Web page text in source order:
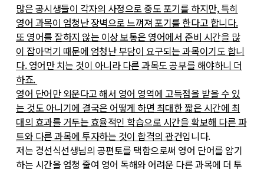
많은 공시생들이 각자의 사정으로 중도 포기를 하지만, 특히
영어 과목이 엄청난 장벽으로 느껴져 포기를 한다고 합니다.
또 영어를 잘하지 않는 이상 보통은 영어에서 준비 시간을 많
이 잡아먹기 때문에 엄청난 부담이 요구되는 과목이기도 합니
다. 영어만 치는 것이 아니라 다른 과목도 공부를 해야하니 더
하죠.
영어 단어만 외운다고 해서 영어 영역에 고득점을 받을 수 있
는 것도 아니기에 결국은 어떻게 하면 최대한 짧은 시간에 최
대의 효과를 거두는 효율적인 학습으로 시간을 확보해 다른 파
트와 다른 과목에 투자하는 것이 합격의 관건입니다.
저는 경선식선생님의 공편토를 택함으로써 영어 단어를 암기
하는 시간을 엄청 줄여 영어 독해와 어려운 다른 과목에 더 투